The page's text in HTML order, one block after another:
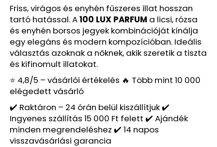
Friss, virágos és enyhén fűszeres illat hosszan
tartó hatással. A100 LUX PARFUM a licsi, rózsa
és enyhén borsos jegyek kombinációját kínálja
egy elegáns és modern kompozícióban. Ideális
választás azoknak a nőknek, akik szeretik a tiszta
és kifinomult illatokat.
⭐ 4,8/5 – vásárlói értékelés 🔥 Több mint 10 000
elégedett vásárló
✔️ Raktáron – 24 órán belül kiszállítjuk ✔️
Ingyenes szállítás 15 000 Ft felett ✔️ Ajándék
minden megrendeléshez ✔️ 14 napos
visszavásárlási garancia
j
u
k
LATTAFA
YARA
–
NŐI
EAU
DE
PARFUM
Ft600